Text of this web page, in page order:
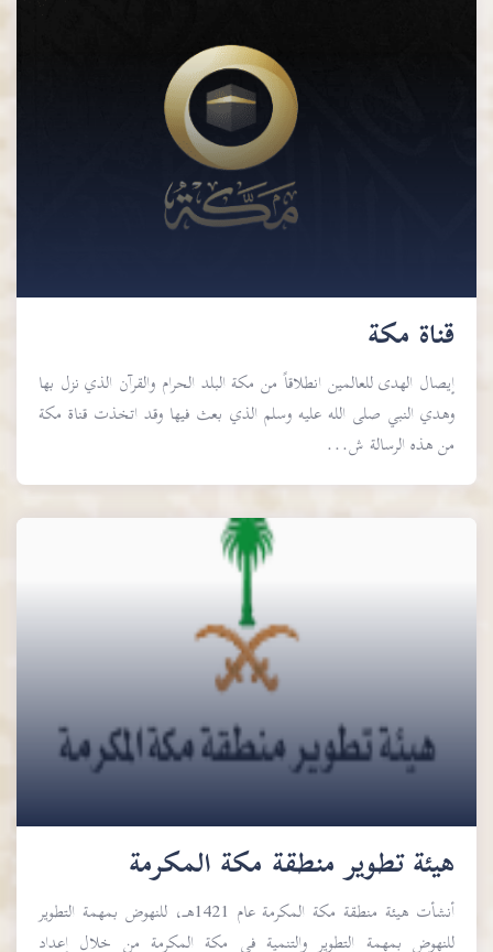
قناة مكة
إيصال الهدى للعالمين انطلاقاً من مكة البلد الحرام والقرآن الذي نزل بها
وهدي النبي صلى الله عليه وسلم الذي بعث فيها وقد اتخذت قناة مكة
من هذه الرسالة ش...
هيئة تطوير منطقة مكة المكرمة
أنشأت هيئة منطقة مكة المكرمة عام 1421هـ، للنهوض بمهمة التطوير
للنهوض بمهمة التطوير والتنمية في مكة المكرمة من خلال إعداد